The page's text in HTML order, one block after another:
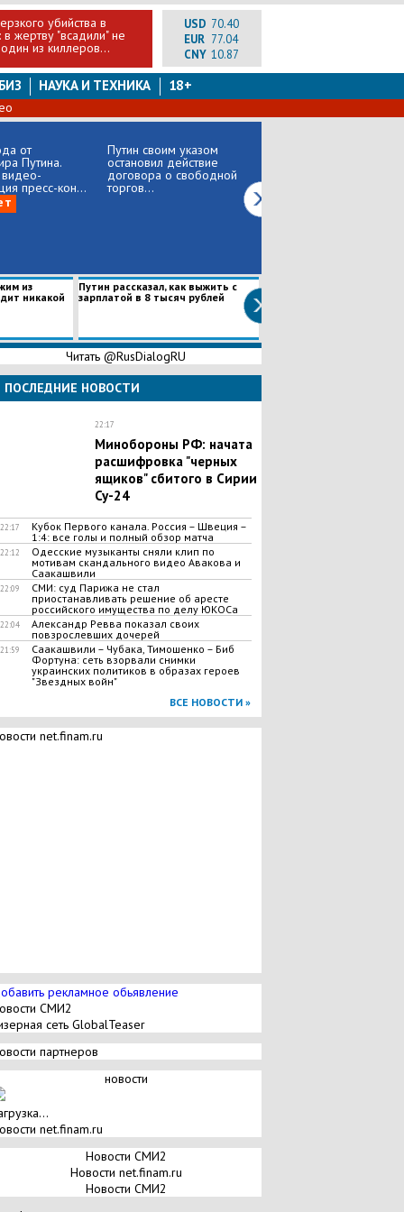
убийства в
жертву "всадили" не
из киллеров...
USD 70.40
EUR 77.04
CNY 10.87
НАУКА И ТЕХНИКА 18+
от
Путина.
пресс-кон...
Путин своим указом
остановил действие
договора о свободной
торгов...
из
никакой
Путин рассказал, как выжить с
зарплатой в 8 тысяч рублей
Читать @RusDialogRU
ПОСЛЕДНИЕ НОВОСТИ
22:17
Минобороны РФ: начата
расшифровка "черных
ящиков" сбитого в Сирии
Су-24
22:17
Кубок Первого канала. Россия – Швеция –
1:4: все голы и полный обзор матча
22:12
Одесские музыканты сняли клип по
мотивам скандального видео Авакова и
Саакашвили
22:09
СМИ: суд Парижа не стал
приостанавливать решение об аресте
российского имущества по делу ЮКОСа
22:04
Александр Ревва показал своих
повзрослевших дочерей
21:59
Саакашвили – Чубака, Тимошенко – Биб
Фортуна: сеть взорвали снимки
украинских политиков в образах героев
"Звездных войн"
ВСЕ НОВОСТИ »
net.finam.ru
рекламное обьявление
СМИ2
сеть GlobalTeaser
партнеров
новости
net.finam.ru
Новости СМИ2
Новости net.finam.ru
Новости СМИ2